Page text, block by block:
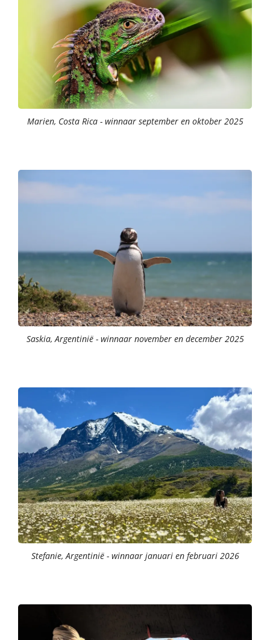
Marien, Costa Rica - winnaar september en oktober 2025
Saskia, Argentinië - winnaar november en december 2025
Stefanie, Argentinië - winnaar januari en februari 2026